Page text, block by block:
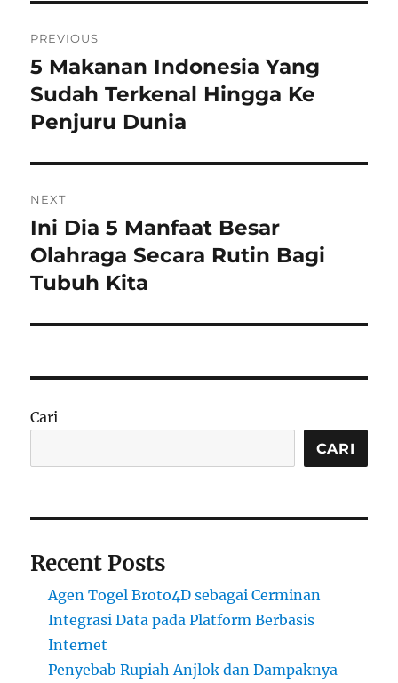
pos
PREVIOUS
Previous
post:
5 Makanan Indonesia Yang
Sudah Terkenal Hingga Ke
Penjuru Dunia
NEXT
Next
post:
Ini Dia 5 Manfaat Besar
Olahraga Secara Rutin Bagi
Tubuh Kita
Cari
CARI
Recent Posts
Agen Togel Broto4D sebagai Cerminan
Integrasi Data pada Platform Berbasis
Internet
Penyebab Rupiah Anjlok dan Dampaknya